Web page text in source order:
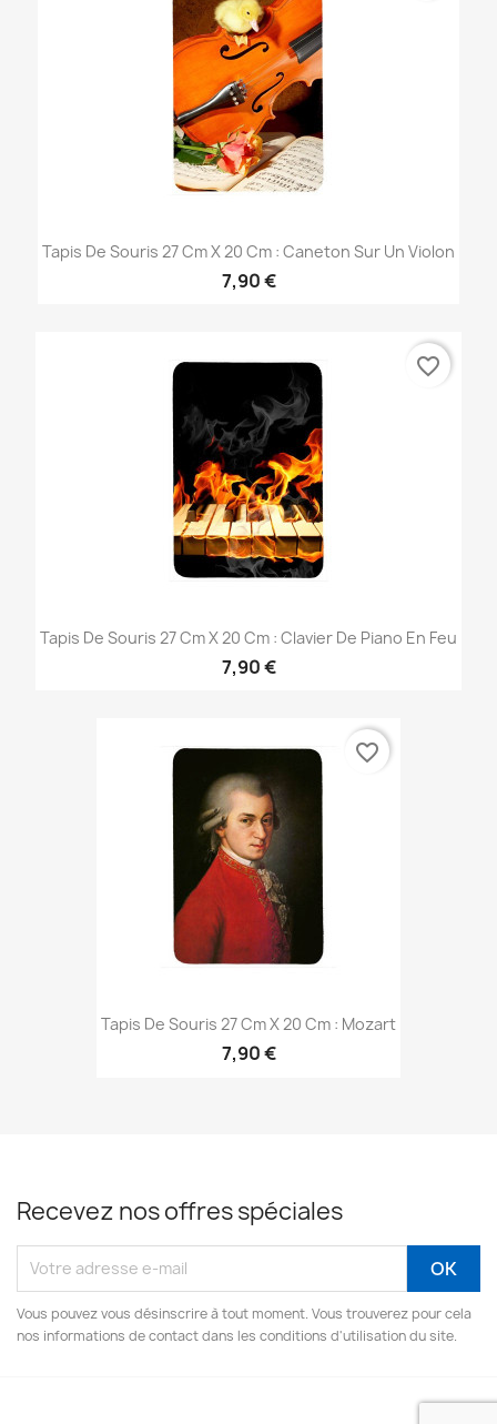
Tapis De Souris 27 Cm X 20 Cm : Caneton Sur Un Violon
7,90 €
Tapis De Souris 27 Cm X 20 Cm : Clavier De Piano En Feu
7,90 €
favorite_border
Tapis De Souris 27 Cm X 20 Cm : Mozart
7,90 €
favorite_border
Recevez nos offres spéciales
Vous pouvez vous désinscrire à tout moment. Vous trouverez pour cela
nos informations de contact dans les conditions d'utilisation du site.